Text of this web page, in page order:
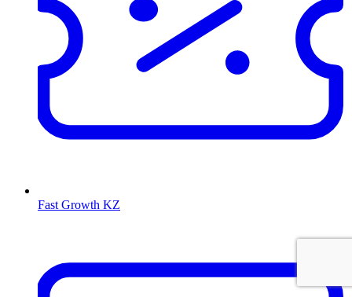
Fast Growth KZ